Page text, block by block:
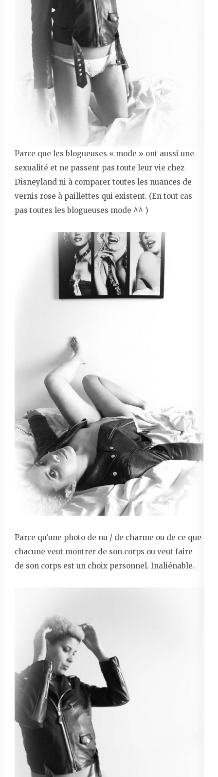
Parce que les blogueuses « mode » ont aussi une
sexualité et ne passent pas toute leur vie chez
Disneyland ni à comparer toutes les nuances de
vernis rose à paillettes qui existent. (En tout cas
pas toutes les blogueuses mode ^^ )
Parce qu’une photo de nu / de charme ou de ce que
chacune veut montrer de son corps ou veut faire
de son corps est un choix personnel. Inaliénable.